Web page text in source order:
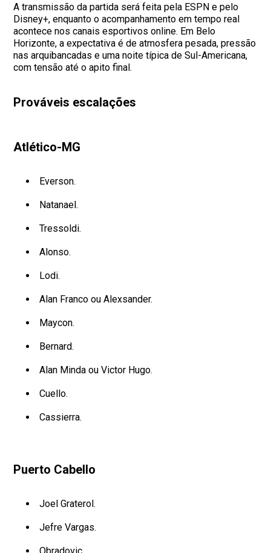
A transmissão da partida será feita pela ESPN e pelo
Disney+, enquanto o acompanhamento em tempo real
acontece nos canais esportivos online. Em Belo
Horizonte, a expectativa é de atmosfera pesada, pressão
nas arquibancadas e uma noite típica de Sul-Americana,
com tensão até o apito final.
Prováveis escalações
Atlético-MG
Everson.
Natanael.
Tressoldi.
Alonso.
Lodi.
Alan Franco ou Alexsander.
Maycon.
Bernard.
Alan Minda ou Victor Hugo.
Cuello.
Cassierra.
Puerto Cabello
Joel Graterol.
Jefre Vargas.